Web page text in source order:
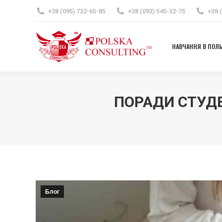
+38 (095) 732-65-85 +38 (093) 545-32-75 +38
НАВЧАННЯ В
ПОРАДИ
Блог